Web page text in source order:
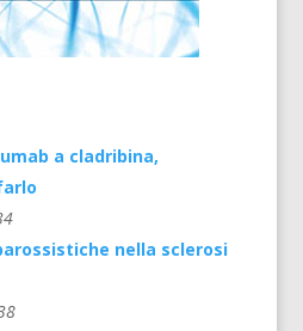
a cladribina,
nella sclerosi